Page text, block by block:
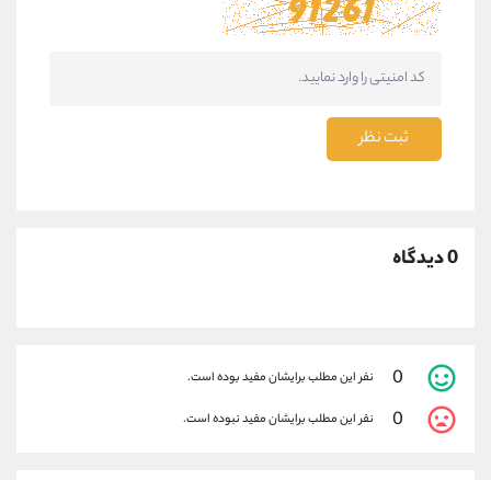
ثبت نظر
0 دیدگاه
0 نفر این مطلب برایشان مفید بوده است.
0 نفر این مطلب برایشان مفید نبوده است.